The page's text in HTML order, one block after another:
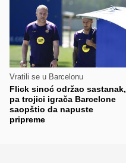
Vratili se u Barcelonu
Flick sinoć održao sastanak,
pa trojici igrača Barcelone
saopštio da napuste
pripreme